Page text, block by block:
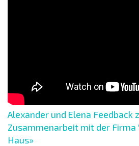
Alexander und Elena Feedback
Zusammenarbeit mit der Firma
Haus»